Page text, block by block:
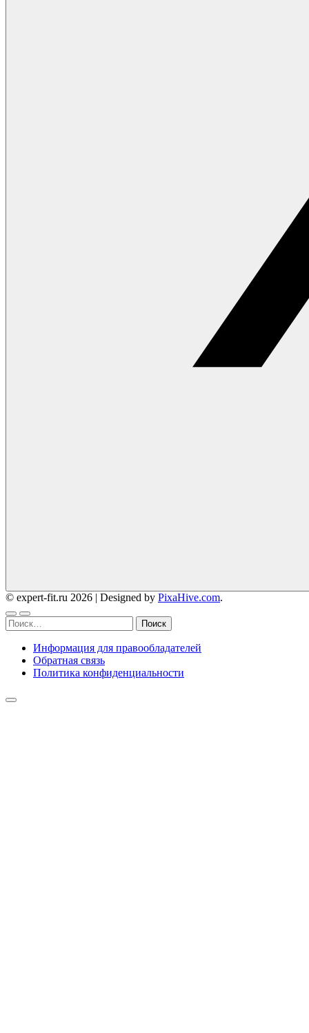
© expert-fit.ru 2026 | Designed by PixaHive.com.
Найти:
Информация для правообладателей
Обратная связь
Политика конфиденциальности